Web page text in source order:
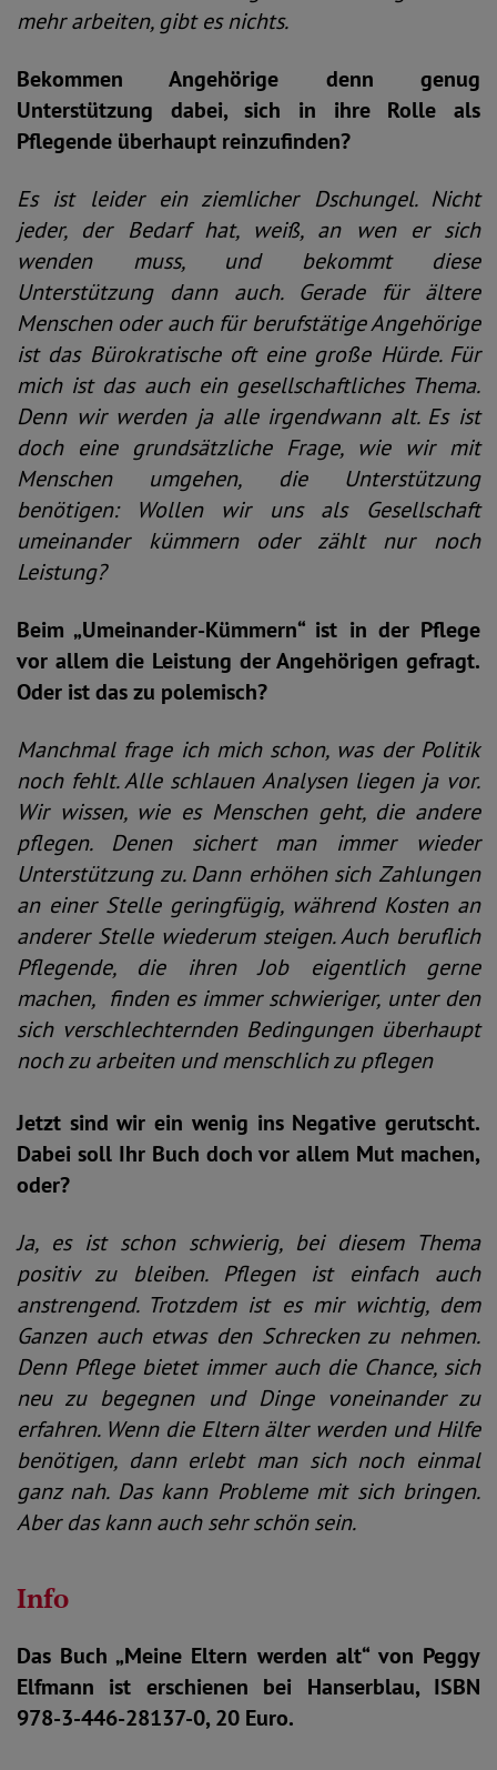
mehr arbeiten, gibt es nichts.
Bekommen Angehörige denn genug
Unterstützung dabei, sich in ihre Rolle als
Pflegende überhaupt reinzufinden?
Es ist leider ein ziemlicher Dschungel. Nicht
jeder, der Bedarf hat, weiß, an wen er sich
wenden muss, und bekommt diese
Unterstützung dann auch. Gerade für ältere
Menschen oder auch für berufstätige Angehörige
ist das Bürokratische oft eine große Hürde. Für
mich ist das auch ein gesellschaftliches Thema.
Denn wir werden ja alle irgendwann alt. Es ist
doch eine grundsätzliche Frage, wie wir mit
Menschen umgehen, die Unterstützung
benötigen: Wollen wir uns als Gesellschaft
umeinander kümmern oder zählt nur noch
Leistung?
Beim „Umeinander-Kümmern“ ist in der Pflege
vor allem die Leistung der Angehörigen gefragt.
Oder ist das zu polemisch?
Manchmal frage ich mich schon, was der Politik
noch fehlt. Alle schlauen Analysen liegen ja vor.
Wir wissen, wie es Menschen geht, die andere
pflegen. Denen sichert man immer wieder
Unterstützung zu. Dann erhöhen sich Zahlungen
an einer Stelle geringfügig, während Kosten an
anderer Stelle wiederum steigen. Auch beruflich
Pflegende, die ihren Job eigentlich gerne
machen, finden es immer schwieriger, unter den
sich verschlechternden Bedingungen überhaupt
noch zu arbeiten und menschlich zu pflegen
Jetzt sind wir ein wenig ins Negative gerutscht.
Dabei soll Ihr Buch doch vor allem Mut machen,
oder?
Ja, es ist schon schwierig, bei diesem Thema
positiv zu bleiben. Pflegen ist einfach auch
anstrengend. Trotzdem ist es mir wichtig, dem
Ganzen auch etwas den Schrecken zu nehmen.
Denn Pflege bietet immer auch die Chance, sich
neu zu begegnen und Dinge voneinander zu
erfahren. Wenn die Eltern älter werden und Hilfe
benötigen, dann erlebt man sich noch einmal
ganz nah. Das kann Probleme mit sich bringen.
Aber das kann auch sehr schön sein.
Info
Das Buch „Meine Eltern werden alt“ von Peggy
Elfmann ist erschienen bei Hanserblau, ISBN
978-3-446-28137-0, 20 Euro.